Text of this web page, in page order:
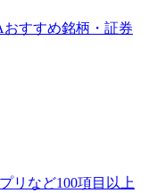
すすめ銘柄・証券
リなど100項目以上